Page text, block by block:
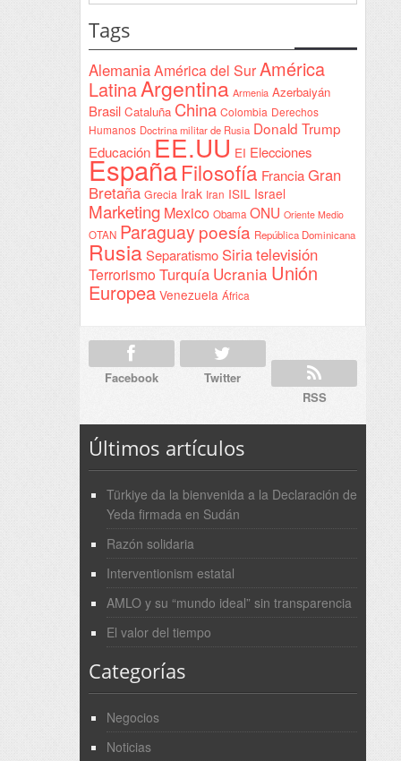
Yeda
en
Sudán
Tags
AlemaniaAmérica del SurAmérica
LatinaArgentina Armenia Azerbaiyán
Brasil Cataluña China Colombia Derechos
Humanos Doctrina militar de Rusia Donald Trump
EducaciónEE.UU EI Elecciones
España Filosofía Francia Gran
Bretaña Grecia Irak Iran ISIL Israel
Marketing Mexico Obama ONU Oriente Medio
OTAN Paraguay poesía República Dominicana
Rusia Separatismo Siriatelevisión
Terrorismo Turquía Ucrania Unión
Europea Venezuela África
Facebook
Twitter
RSS
Últimos artículos
Türkiye da la bienvenida a la Declaración de
Yeda firmada en Sudán
Razón solidaria
Interventionism estatal
AMLO y su “mundo ideal” sin transparencia
El valor del tiempo
Categorías
Negocios
Noticias